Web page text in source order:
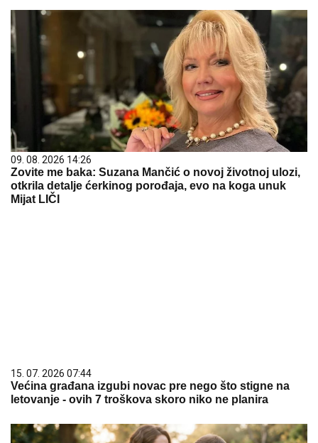
09. 08. 2026 14:26
Zovite me baka: Suzana Mančić o novoj životnoj ulozi,
otkrila detalje ćerkinog porođaja, evo na koga unuk
Mijat LIČI
15. 07. 2026 07:44
Većina građana izgubi novac pre nego što stigne na
letovanje - ovih 7 troškova skoro niko ne planira